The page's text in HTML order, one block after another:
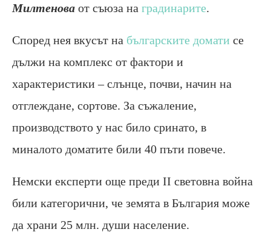
Милтенова от съюза на градинарите.
Според нея вкусът на българските домати се
дължи на комплекс от фактори и
характеристики – слънце, почви, начин на
отглеждане, сортове. За съжаление,
производството у нас било сринато, в
миналото доматите били 40 пъти повече.
Немски експерти още преди II световна война
били категорични, че земята в България може
да храни 25 млн. души население.